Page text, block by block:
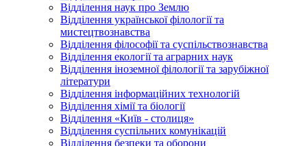
Відділення наук про Землю
Відділення української філології та
мистецтвознавства
Відділення філософії та суспільствознавства
Відділення екології та аграрних наук
Відділення іноземної філології та зарубіжної
літератури
Відділення інформаційних технологій
Відділення хімії та біології
Відділення «Київ - столиця»
Відділення суспільних комунікацій
Відділення безпеки та оборони